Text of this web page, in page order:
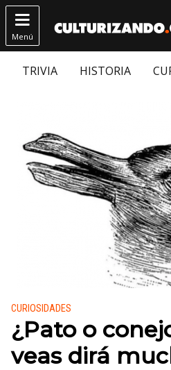

Menú
TRIVIA HISTORIA
Publicado en:
CURIOSIDADES
¿Pato o
veas dirá